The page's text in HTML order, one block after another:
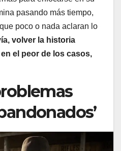
pasando más tiempo,
poco o nada aclaran lo
volver la historia
el peor de los casos,